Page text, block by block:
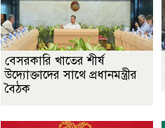
বেসরকারি খাতের শীর্ষ
উদ্যোক্তাদের সাথে প্রধানমন্ত্রীর
বৈঠক